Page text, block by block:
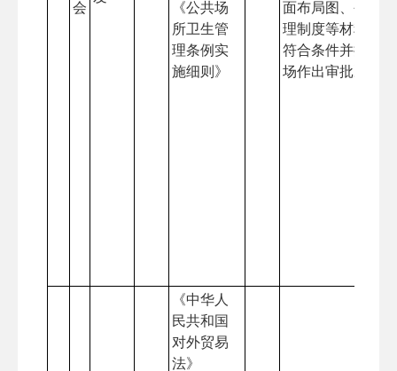
会
《公共场
所卫生管
理条例实
施细则》
面布局图、公共
理制度等材料。
符合条件并提交
场作出审批决定。
《中华人
民共和国
对外贸易
法》